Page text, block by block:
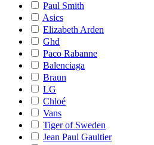
Paul Smith
Asics
Elizabeth Arden
Ghd
Paco Rabanne
Balenciaga
Braun
LG
Chloé
Vans
Tiger of Sweden
Jean Paul Gaultier